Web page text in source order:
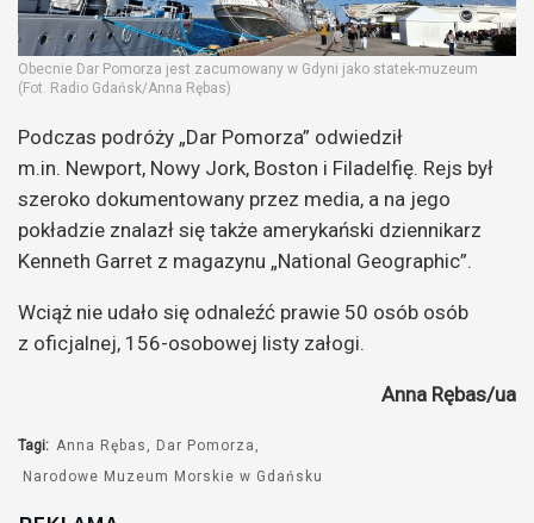
Obecnie Dar Pomorza jest zacumowany w Gdyni jako statek-muzeum
(Fot. Radio Gdańsk/Anna Rębas)
Podczas podróży „Dar Pomorza” odwiedził
m.in. Newport, Nowy Jork, Boston i Filadelfię. Rejs był
szeroko dokumentowany przez media, a na jego
pokładzie znalazł się także amerykański dziennikarz
Kenneth Garret z magazynu „National Geographic”.
Wciąż nie udało się odnaleźć prawie 50 osób osób
z oficjalnej, 156-osobowej listy załogi.
Anna Rębas/ua
Tagi: Anna Rębas
Dar Pomorza
Narodowe Muzeum Morskie w Gdańsku